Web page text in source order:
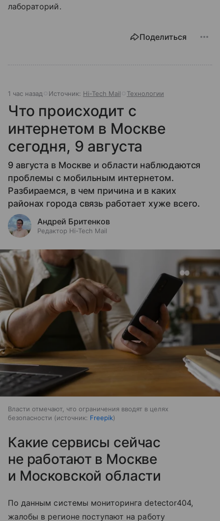
лабораторий.
Поделиться
1 час назад Источник: Hi-Tech Mail Технологии
Что происходит с
интернетом в Москве
сегодня, 9 августа
9 августа в Москве и области наблюдаются
проблемы с мобильным интернетом.
Разбираемся, в чем причина и в каких
районах города связь работает хуже всего.
Андрей Бритенков
Редактор Hi-Tech Mail
Власти отмечают, что ограничения вводят в целях
безопасности
источник: Freepik
Какие сервисы сейчас
не работают в Москве
и Московской области
По данным системы мониторинга detector404,
жалобы в регионе поступают на работу